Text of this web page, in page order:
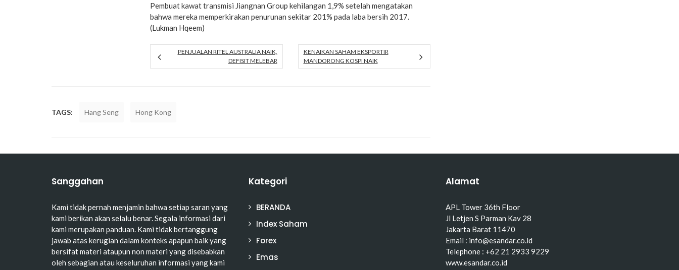
Pembuat kawat transmisi Jiangnan Group kehilangan 1,9% setelah mengatakan
bahwa mereka memperkirakan penurunan sekitar 201% pada laba bersih 2017.
(Lukman Hqeem)
PENJUALAN RITEL AUSTRALIA NAIK,
DEFISIT MELEBAR
KENAIKAN SAHAM EKSPORTIR
MANDORONG KOSPI NAIK
TAGS: Hang Seng Hong Kong
Sanggahan
Kami tidak pernah menjamin bahwa setiap saran yang
kami berikan akan selalu benar. Segala informasi dari
kami merupakan panduan. Kami tidak bertanggung
jawab atas kerugian dalam konteks apapun baik yang
bersifat materi ataupun non materi yang disebabkan
oleh sebagian atau keseluruhan informasi yang kami
Kategori
BERANDA
Index Saham
Forex
Emas
Alamat
APL Tower 36th Floor
Jl Letjen S Parman Kav 28
Jakarta Barat 11470
Email : info@esandar.co.id
Telephone : +62 21 2933 9229
www.esandar.co.id